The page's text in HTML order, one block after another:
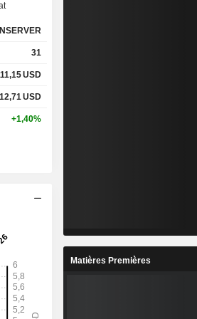
4,33%
19,23%
31
USD
USD
+1,40%
Matières Premières